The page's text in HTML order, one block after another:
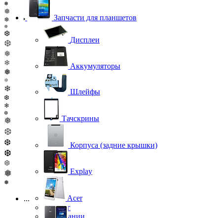
❅
❅
❅
❅
❆
❆
❅
❄
❅
❄
❄
❆
❄
❆
❅
❆
❆
❆
❆
❅
❅
...
Каталог
О компании
Запчасти для планшетов
Дисплеи
Аккумуляторы
Шлейфы
Тачскрины
Корпуса (задние крышки)
Explay
Acer